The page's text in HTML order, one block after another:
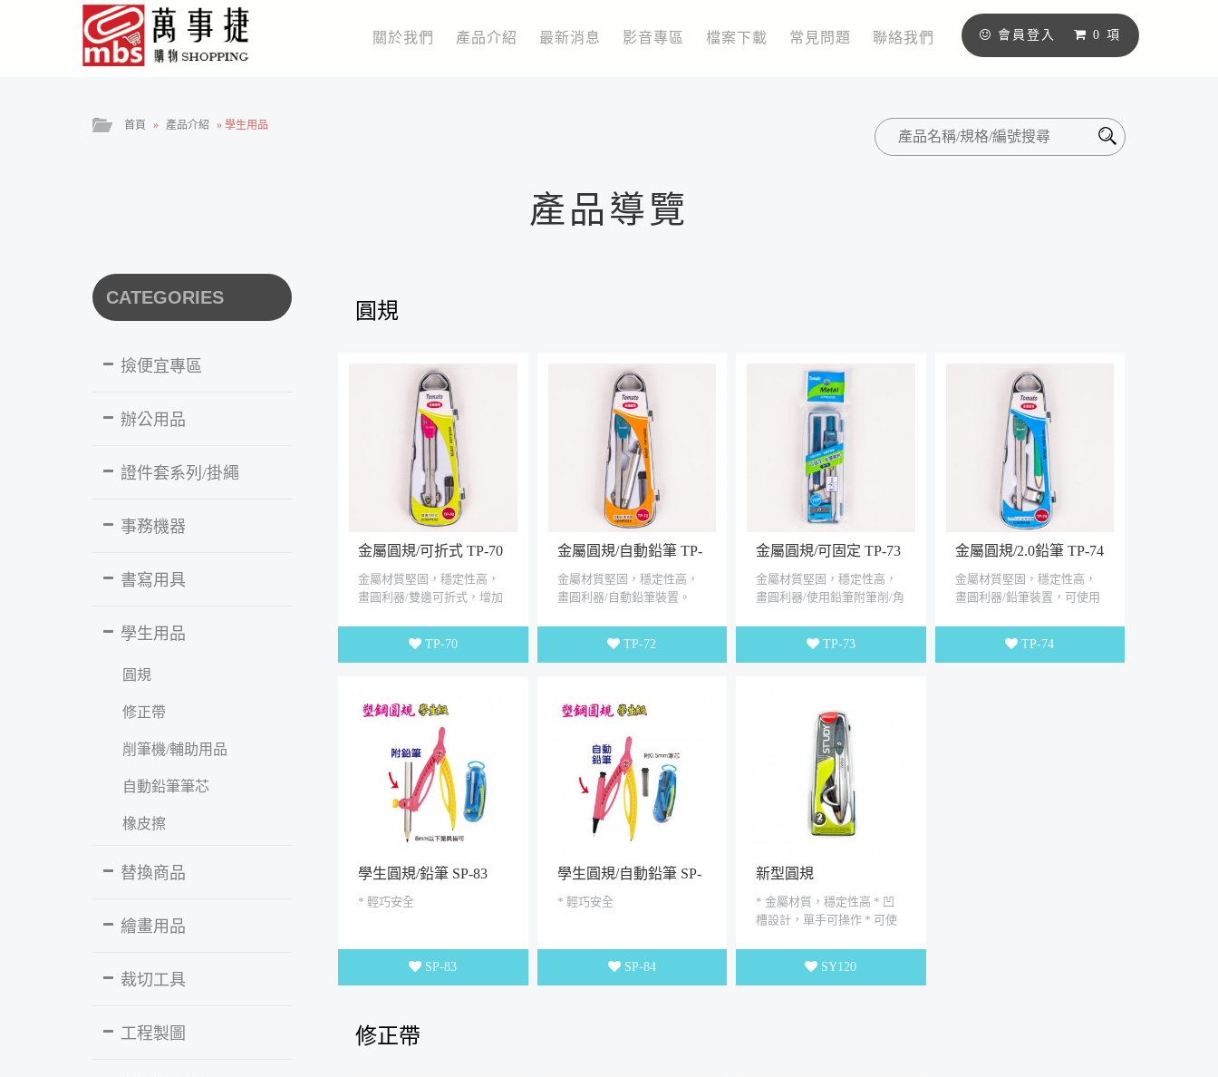
會員登入 0 項
關於我們 產品介紹 最新消息 影音專區 檔案下載 常見問題 聯絡我們
首頁 » 產品介紹 » 學生用品
產品導覽
圓規
金屬圓規/可折式 TP-70
金屬材質堅固，穩定性高，
畫圓利器/雙邊可折式，增加
TP-70
金屬圓規/自動鉛筆 TP-
72
金屬材質堅固，穩定性高，
畫圓利器/自動鉛筆裝置。
TP-72
金屬圓規/可固定 TP-73
金屬材質堅固，穩定性高，
畫圓利器/使用鉛筆附筆削/角
TP-73
金屬圓規/2.0鉛筆 TP-74
金屬材質堅固，穩定性高，
畫圓利器/鉛筆裝置，可使用
TP-74
學生圓規/鉛筆 SP-83
* 輕巧安全
SP-83
學生圓規/自動鉛筆 SP-
84
* 輕巧安全
SP-84
新型圓規
* 金屬材質，穩定性高 * 凹
槽設計，單手可操作 * 可使
SY120
修正帶
CATEGORIES
撿便宜專區
辦公用品
證件套系列/掛繩
事務機器
書寫用具
學生用品
圓規
修正帶
削筆機/輔助用品
自動鉛筆筆芯
橡皮擦
替換商品
繪畫用品
裁切工具
工程製圖